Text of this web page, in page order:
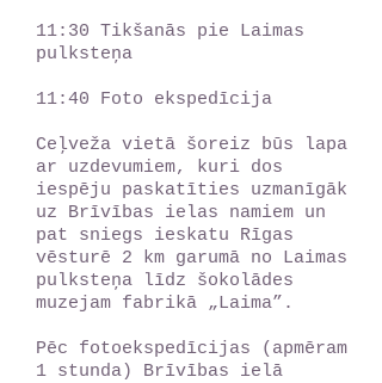
11:30 Tikšanās pie Laimas
pulksteņa
11:40 Foto ekspedīcija
Ceļveža vietā šoreiz būs lapa
ar uzdevumiem, kuri dos
iespēju paskatīties uzmanīgāk
uz Brīvības ielas namiem un
pat sniegs ieskatu Rīgas
vēsturē 2 km garumā no Laimas
pulksteņa līdz šokolādes
muzejam fabrikā „Laima”.
Pēc fotoekspedīcijas (apmēram
1 stunda) Brīvības ielā